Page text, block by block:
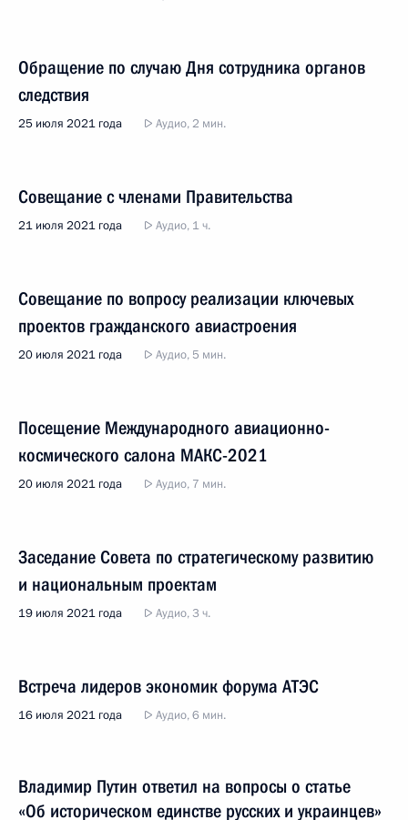
Обращение по случаю Дня сотрудника органов
следствия
25 июля 2021 года Аудио, 2 мин.
Совещание с членами Правительства
21 июля 2021 года Аудио, 1 ч.
Совещание по вопросу реализации ключевых
проектов гражданского авиастроения
20 июля 2021 года Аудио, 5 мин.
Посещение Международного авиационно-
космического салона МАКС-2021
20 июля 2021 года Аудио, 7 мин.
Заседание Совета по стратегическому развитию
и национальным проектам
19 июля 2021 года Аудио, 3 ч.
Встреча лидеров экономик форума АТЭС
16 июля 2021 года Аудио, 6 мин.
Владимир Путин ответил на вопросы о статье
«Об историческом единстве русских и украинцев»